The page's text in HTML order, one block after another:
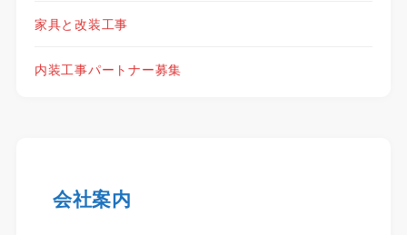
家具と改装工事
内装工事パートナー募集
会社案内